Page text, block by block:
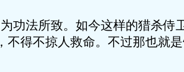
功法所致。如今这样的猎杀侍
不得不掠人救命。不过那也就